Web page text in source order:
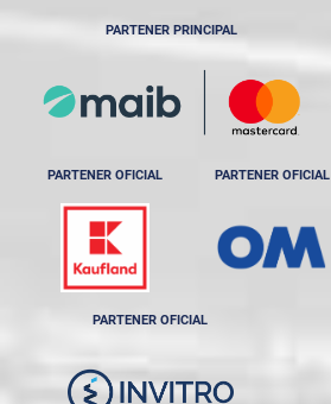
PARTENER PRINCIPAL
PARTENER OFICIAL PARTENER OFICIAL
PARTENER OFICIAL